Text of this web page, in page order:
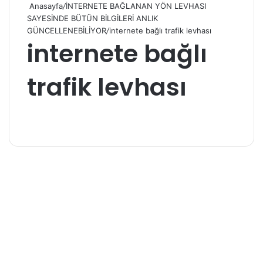
Anasayfa/İNTERNETE BAĞLANAN YÖN LEVHASI
SAYESİNDE BÜTÜN BİLGİLERİ ANLIK
GÜNCELLENEBİLİYOR/internete bağlı trafik levhası
internete bağlı
trafik levhası